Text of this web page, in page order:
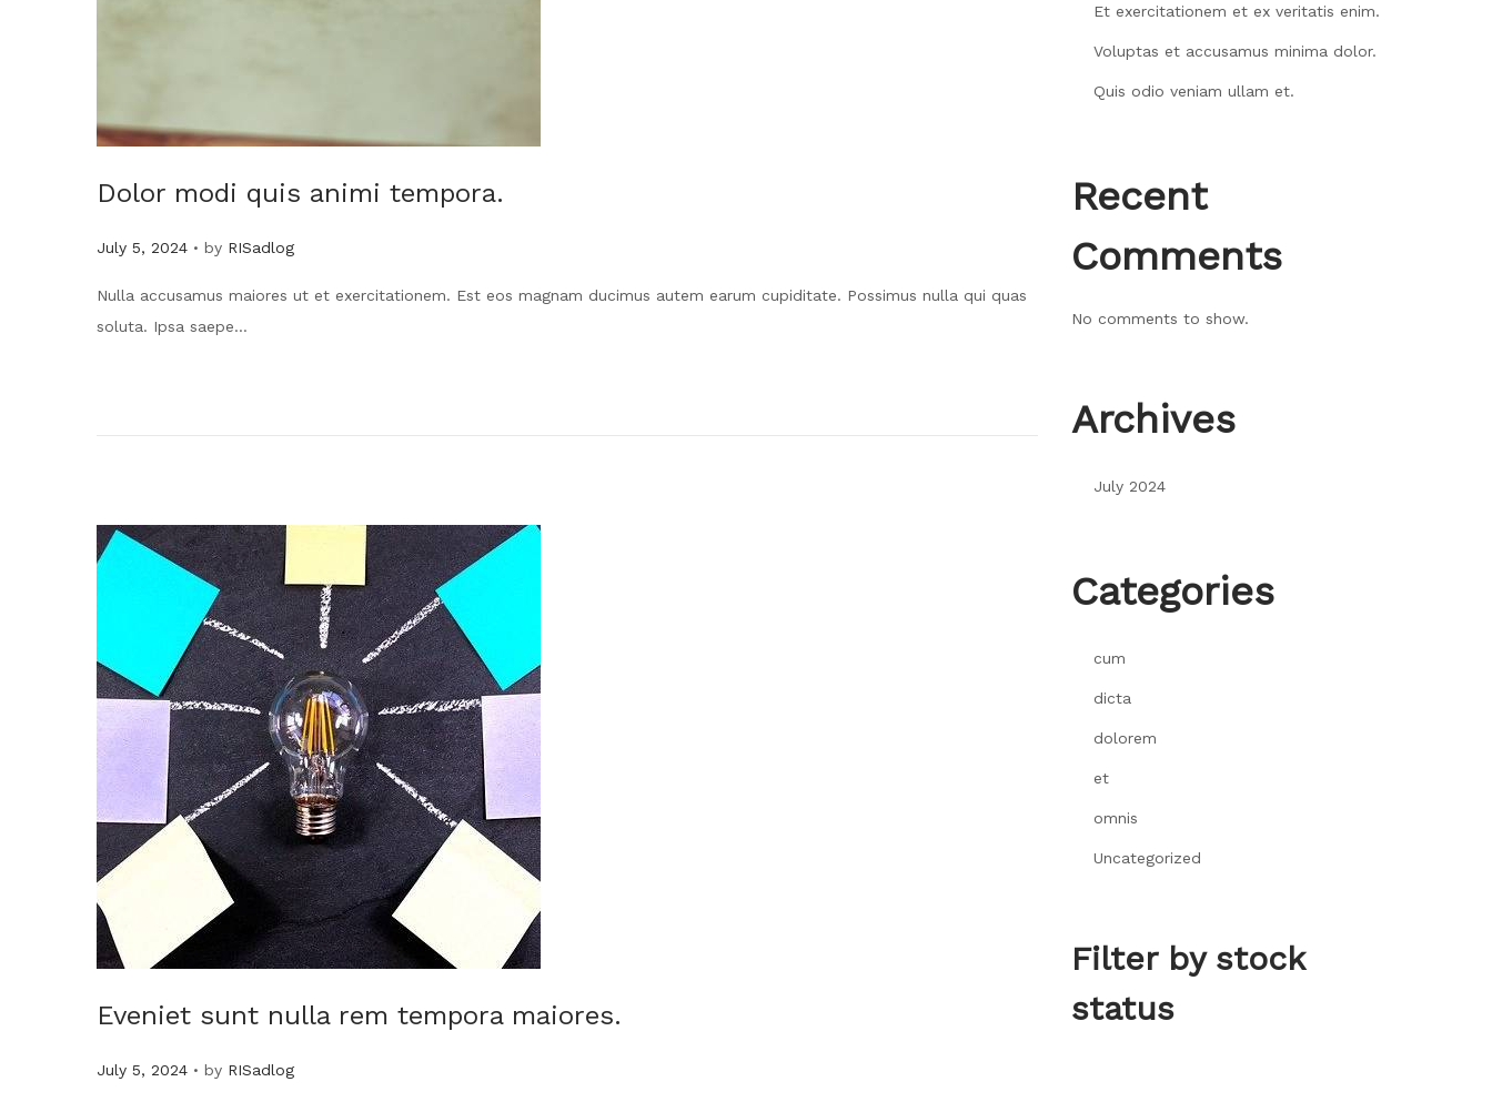
Dolor modi quis animi tempora.
Posted on
July 5, 2024 . by RISadlog
Nulla accusamus maiores ut et exercitationem. Est eos magnam ducimus autem earum cupiditate. Possimus nulla qui quas
soluta. Ipsa saepe…
Eveniet sunt nulla rem tempora maiores.
Posted on
July 5, 2024 . by RISadlog
Et exercitationem et ex veritatis enim.
Voluptas et accusamus minima dolor.
Quis odio veniam ullam et.
Recent
Comments
No comments to show.
Archives
July 2024
Categories
cum
dicta
dolorem
et
omnis
Uncategorized
Filter by stock
status